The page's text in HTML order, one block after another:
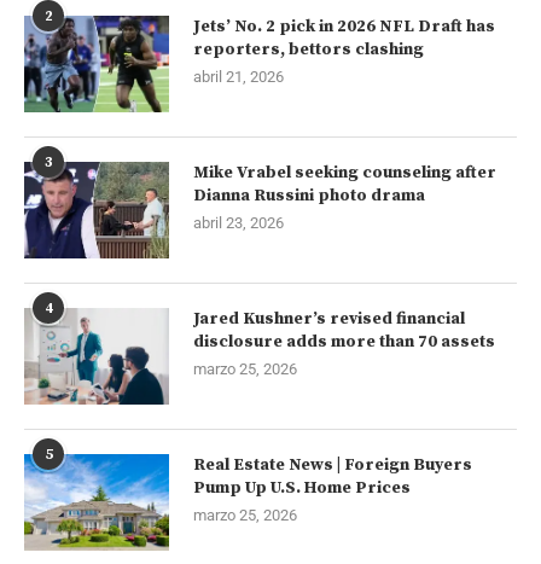
2
Jets’ No. 2 pick in 2026 NFL Draft has
reporters, bettors clashing
abril 21, 2026
3
Mike Vrabel seeking counseling after
Dianna Russini photo drama
abril 23, 2026
4
Jared Kushner’s revised financial
disclosure adds more than 70 assets
marzo 25, 2026
5
Real Estate News | Foreign Buyers
Pump Up U.S. Home Prices
marzo 25, 2026